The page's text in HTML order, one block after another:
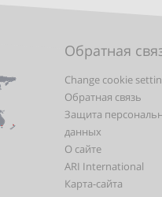
Обратная
Change cookie
Обратная связь
Защита
данных
О сайте
ARI International
Карта-сайта